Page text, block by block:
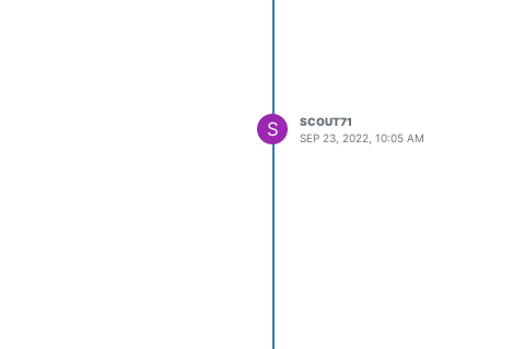
S
SCOUT71
SEP 23, 2022, 10:05 AM